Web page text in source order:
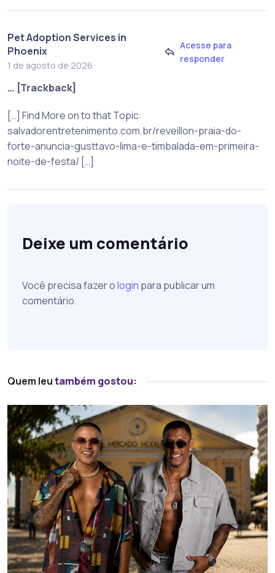
Pet Adoption Services in
Phoenix
1 de agosto de 2026
Acesse para
responder
… [Trackback]
[…] Find More on to that Topic:
salvadorentretenimento.com.br/reveillon-praia-do-
forte-anuncia-gusttavo-lima-e-timbalada-em-primeira-
noite-de-festa/ […]
Deixe um comentário
Você precisa fazer ologin para publicar um
comentário.
Quem leutambém gostou: